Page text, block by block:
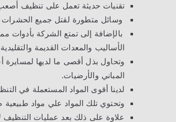
تقنيات حديثة تعمل على تنظيف أصعب
وسائل متطورة لقتل جميع
بالإضافة إلى تمتع الشركة بأدوات
الأساليب والمعدات القديمة
وتحاول بذل أقصى ما لديها لمسايرة
المباني والأرضيات.
لدينا أقوى المواد المستعملة في
وتحتوي تلك المواد علي مواد
علاوة على ذلك بعد عمليات التنظيف